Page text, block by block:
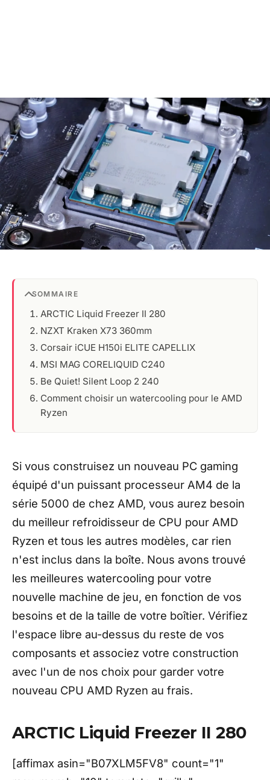
SOMMAIRE
ARCTIC Liquid Freezer II 280
NZXT Kraken X73 360mm
Corsair iCUE H150i ELITE CAPELLIX
MSI MAG CORELIQUID C240
Be Quiet! Silent Loop 2 240
Comment choisir un watercooling pour le AMD
Ryzen
Si vous construisez un nouveau PC gaming
équipé d'un puissant processeur AM4 de la
série 5000 de chez AMD, vous aurez besoin
du meilleur refroidisseur de CPU pour AMD
Ryzen et tous les autres modèles, car rien
n'est inclus dans la boîte. Nous avons trouvé
les meilleures watercooling pour votre
nouvelle machine de jeu, en fonction de vos
besoins et de la taille de votre boîtier. Vérifiez
l'espace libre au-dessus du reste de vos
composants et associez votre construction
avec l'un de nos choix pour garder votre
nouveau CPU AMD Ryzen au frais.
ARCTIC Liquid Freezer II 280
[affimax asin="B07XLM5FV8" count="1"